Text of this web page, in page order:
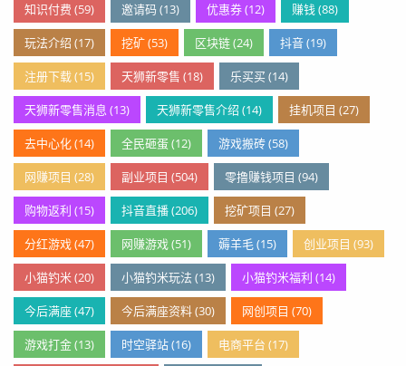
知识付费 (59) 邀请码 (13) 优惠券 (12) 赚钱 (88)
玩法介绍 (17) 挖矿 (53) 区块链 (24) 抖音 (19)
注册下载 (15) 天狮新零售 (18) 乐买买 (14)
天狮新零售消息 (13) 天狮新零售介绍 (14) 挂机项目 (27)
去中心化 (14) 全民砸蛋 (12) 游戏搬砖 (58)
网赚项目 (28) 副业项目 (504) 零撸赚钱项目 (94)
购物返利 (15) 抖音直播 (206) 挖矿项目 (27)
分红游戏 (47) 网赚游戏 (51) 薅羊毛 (15) 创业项目 (93)
小猫钓米 (20) 小猫钓米玩法 (13) 小猫钓米福利 (14)
今后满座 (47) 今后满座资料 (30) 网创项目 (70)
游戏打金 (13) 时空驿站 (16) 电商平台 (17)